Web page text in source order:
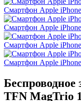
Смартфон Apple
Смартфон Apple
Смартфон Apple
Смартфон Apple
Беспроводное
TFN MagTrio